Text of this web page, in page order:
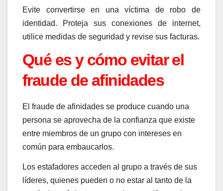
Evite convertirse en una víctima de robo de
identidad. Proteja sus conexiones de internet,
utilice medidas de seguridad y revise sus facturas.
Qué es y cómo evitar el
fraude de afinidades
El fraude de afinidades se produce cuando una
persona se aprovecha de la confianza que existe
entre miembros de un grupo con intereses en
común para embaucarlos.
Los estafadores acceden al grupo a través de sus
líderes, quienes pueden o no estar al tanto de la